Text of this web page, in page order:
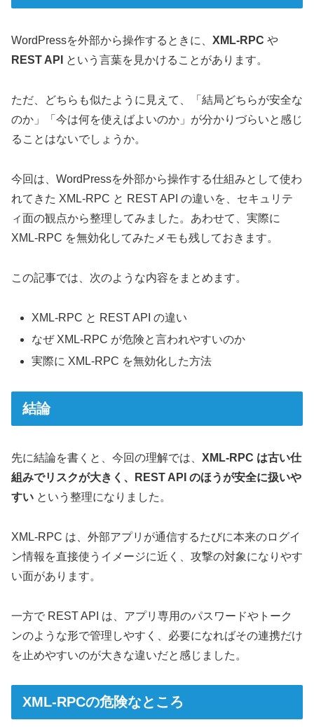
WordPressを外部から操作するときに、 XML-RPC や
REST API
という言葉を見かけることがあります。
ただ、どちらも似たように見えて、「結局どちらが安全な
のか」「今は何を使えばよいのか」が分かりづらいと感じ
ることはないでしょうか。
今回は、WordPressを外部から操作する仕組みとして使わ
れてきた XML-RPC と REST API の違いを、セキュリテ
ィ面の観点から整理してみました。あわせて、実際に
XML-RPC を無効化してみたメモも残しておきます。
この記事では、次のような内容をまとめます。
XML-RPC と REST API の違い
なぜ XML-RPC が危険と言われやすいのか
実際に XML-RPC を無効化した方法
結論
先に結論を書くと、今回の理解では、 XML-RPC は古い仕
組みでリスクが大きく、REST API のほうが安全に扱いや
すい という整理になりました。
XML-RPC は、外部アプリが通信するたびに本来のログイ
ン情報を直接使うイメージに近く、攻撃の対象になりやす
い面があります。
一方で REST API は、アプリ専用のパスワードやトーク
ンのような形で管理しやすく、必要になればその連携だけ
を止めやすいのが大きな違いだと感じました。
XML-RPCの危険なところ